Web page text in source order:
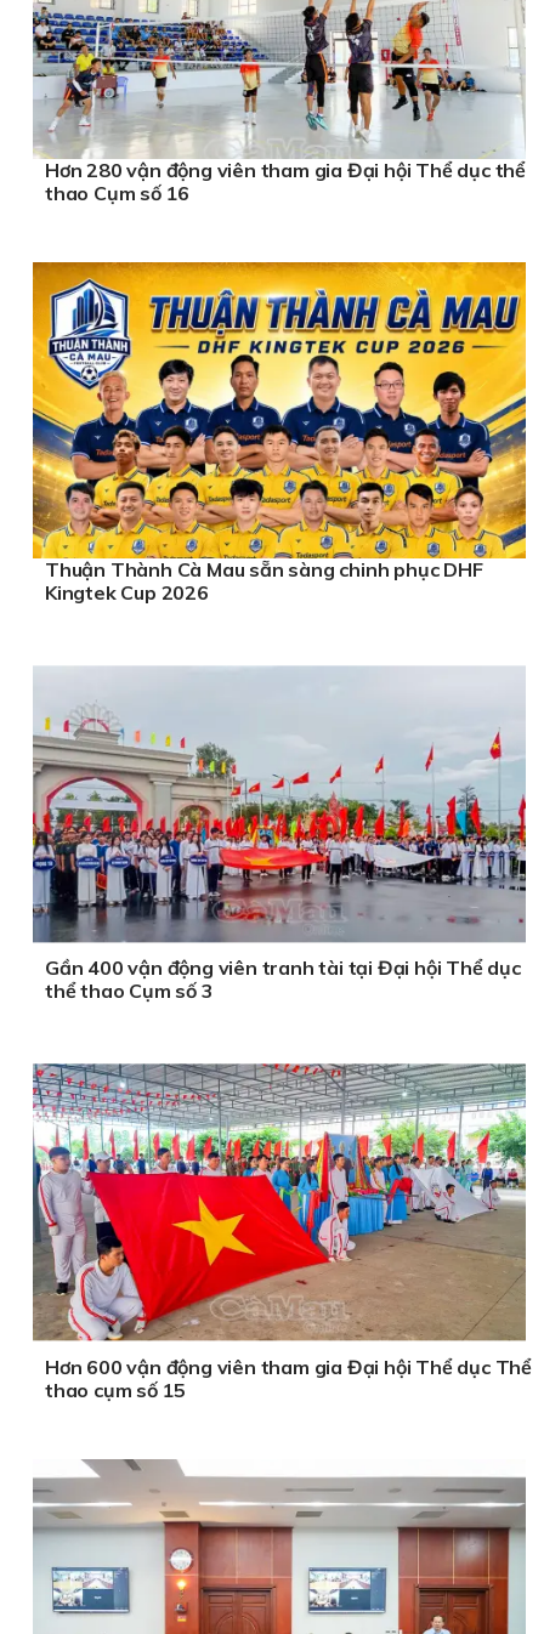
Hơn 280 vận động viên tham gia Đại hội Thể dục thể
thao Cụm số 16
Thuận Thành Cà Mau sẵn sàng chinh phục DHF
Kingtek Cup 2026
Gần 400 vận động viên tranh tài tại Đại hội Thể dục
thể thao Cụm số 3
Hơn 600 vận động viên tham gia Đại hội Thể dục Thể
thao cụm số 15